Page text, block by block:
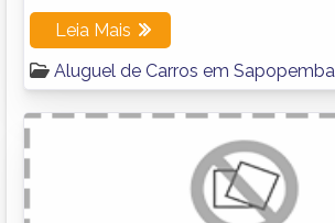
Leia Mais
Aluguel de Carros em Sapopemba